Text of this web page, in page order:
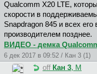
Qualcomm X20 LTE,
скорости в
Snapdragon 845 и всех
производителем позднее.
ВИДЕО - демка
6 дек 2017 в 09:52 / Кан 3 (1)
off Кан 3, М